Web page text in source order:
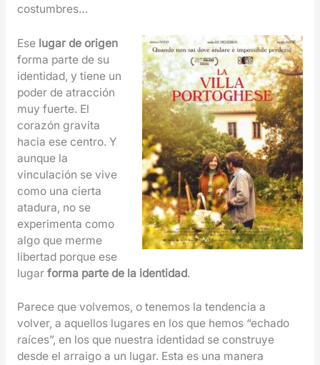
costumbres…
Eselugar de origen
forma parte de su
identidad, y tiene un
poder de atracción
muy fuerte. El
corazón gravita
hacia ese centro. Y
aunque la
vinculación se vive
como una cierta
atadura, no se
experimenta como
algo que merme
libertad porque ese
lugar forma parte de la identidad.
Parece que volvemos, o tenemos la tendencia a
volver, a aquellos lugares en los que hemos “echado
raíces”, en los que nuestra identidad se construye
desde el arraigo a un lugar. Esta es una manera